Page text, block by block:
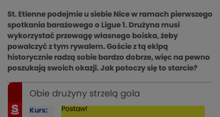
St. Etienne podejmie u siebie Nice w ramach pierwszego
spotkania barażowego o Ligue 1. Drużyna musi
wykorzystać przewagę własnego boiska, żeby
powalczyć z tym rywalem. Goście z tą ekipą
historycznie radzą sobie bardzo dobrze, więc na pewno
poszukają swoich okazji. Jak potoczy się to starcie?
Obie drużyny strzelą gola
Kurs:
Postaw!